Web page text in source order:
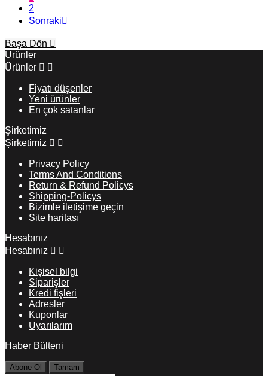
2
Sonraki
Başa Dön 
Ürünler
Ürünler  
Fiyatı düşenler
Yeni ürünler
En çok satanlar
Şirketimiz
Şirketimiz  
Privacy Policy
Terms And Conditions
Return & Refund Policys
Shipping-Policys
Bizimle iletişime geçin
Site haritası
Hesabınız
Hesabınız  
Kişisel bilgi
Siparişler
Kredi fişleri
Adresler
Kuponlar
Uyarılarım
Haber Bülteni